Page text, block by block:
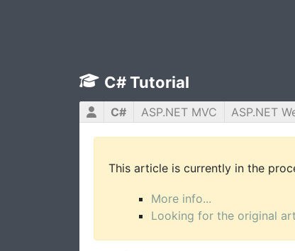
C# Tutorial
C# ASP.NET MVC ASP.NET
This article is currently in the
More info...
Looking for the original